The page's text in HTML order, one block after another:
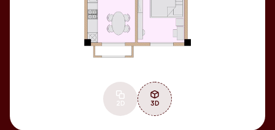
2D 3D